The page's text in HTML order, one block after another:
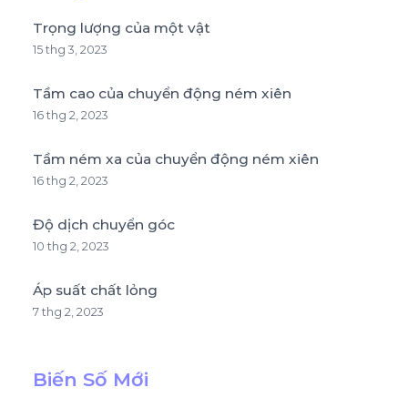
Trọng lượng của một vật
15 thg 3, 2023
Tầm cao của chuyển động ném xiên
16 thg 2, 2023
Tầm ném xa của chuyển động ném xiên
16 thg 2, 2023
Độ dịch chuyển góc
10 thg 2, 2023
Áp suất chất lỏng
7 thg 2, 2023
Biến Số Mới